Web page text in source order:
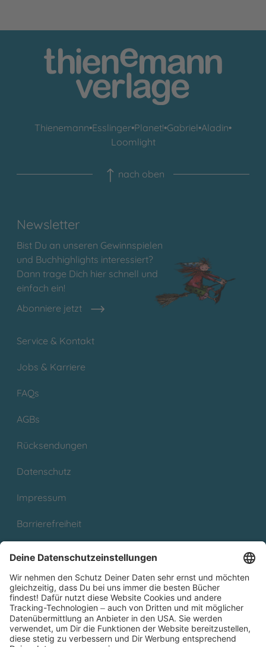
Thienemann•Esslinger•Planet!•Gabriel•Aladin•
Loomlight
nach oben
Newsletter
Bist Du an unseren Gewinnspielen
und Buchhighlights interessiert?
Dann trage Dich hier schnell und
einfach ein!
Abonniere jetzt
Service & Kontakt
Jobs & Karriere
FAQs
AGBs
Rücksendungen
Datenschutz
Impressum
Barrierefreiheit
Partnerprogramm (Affiliate)
Folge uns auf